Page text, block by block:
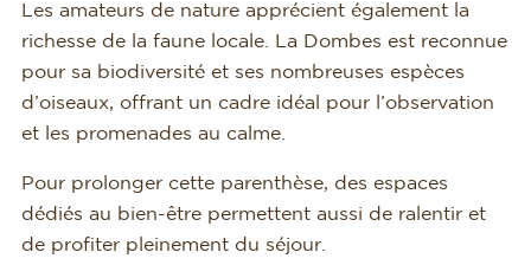
Les amateurs de nature apprécient également la
richesse de la faune locale. La Dombes est reconnue
pour sa biodiversité et ses nombreuses espèces
d’oiseaux, offrant un cadre idéal pour l’observation
et les promenades au calme.
Pour prolonger cette parenthèse, des espaces
dédiés au bien-être permettent aussi de ralentir et
de profiter pleinement du séjour.